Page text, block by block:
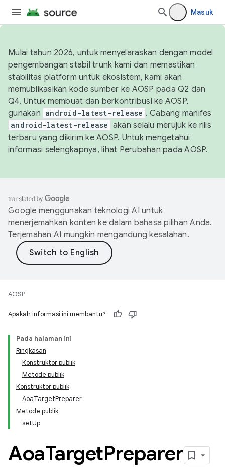
Masuk
Mulai tahun 2026, untuk menyelaraskan dengan model
pengembangan stabil trunk kami dan memastikan
stabilitas platform untuk ekosistem, kami akan
memublikasikan kode sumber ke AOSP pada Q2 dan
Q4. Untuk membuat dan berkontribusi ke AOSP,
gunakan android-latest-release . Cabang manifes
android-latest-release akan selalu merujuk ke rilis
terbaru yang dikirim ke AOSP. Untuk mengetahui
informasi selengkapnya, lihat Perubahan pada AOSP.
Google menggunakan teknologi AI untuk
menerjemahkan konten ke dalam bahasa pilihan Anda.
Terjemahan AI mungkin mengandung kesalahan.
AOSP
Apakah informasi ini membantu?
Pada halaman ini
Ringkasan
Konstruktor publik
Metode publik
Konstruktor publik
AoaTargetPreparer
Metode publik
setUp
AoaTargetPreparer